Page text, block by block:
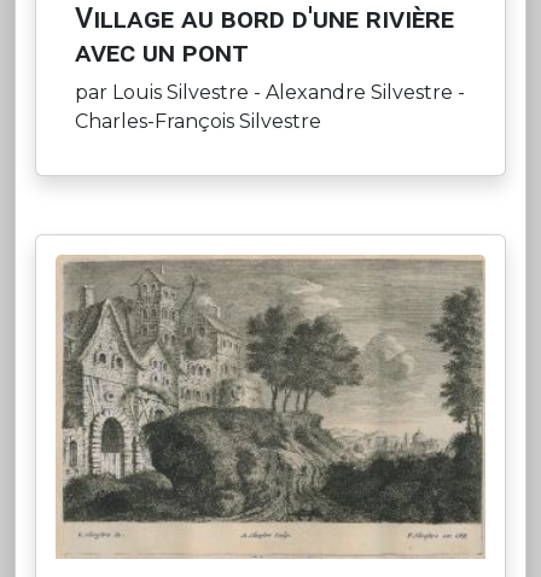
Village au bord d'une rivière
avec un pont
par Louis Silvestre - Alexandre Silvestre -
Charles-François Silvestre